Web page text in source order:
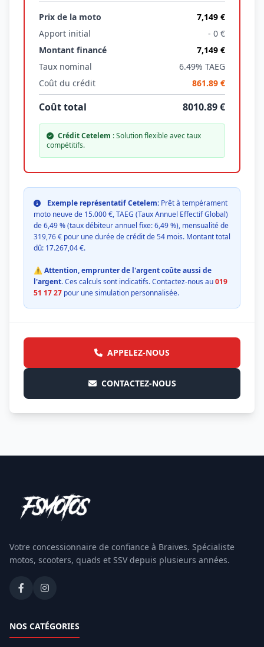
Prix de la moto
7,149 €
Apport initial
- 0 €
Montant financé
7,149 €
Taux nominal
6.49% TAEG
Coût du crédit
861.89 €
Coût total 8010.89 €
Crédit Cetelem : Solution flexible avec taux
compétitifs.
Exemple représentatif Cetelem: Prêt à tempérament
moto neuve de 15.000 €, TAEG (Taux Annuel Effectif Global)
de 6,49 % (taux débiteur annuel fixe: 6,49 %), mensualité de
319,76 € pour une durée de crédit de 54 mois. Montant total
dû: 17.267,04 €.
⚠️ Attention, emprunter de l'argent coûte aussi de
l'argent.Ces calculs sont indicatifs. Contactez-nous au019
51 17 27 pour une simulation personnalisée.
APPELEZ-NOUS
CONTACTEZ-NOUS
Votre concessionnaire de confiance à Braives. Spécialiste
motos, scooters, quads et SSV depuis plusieurs années.
NOS CATÉGORIES